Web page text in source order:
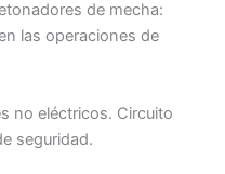
de mecha:
las operaciones de
no eléctricos. Circuito
seguridad.